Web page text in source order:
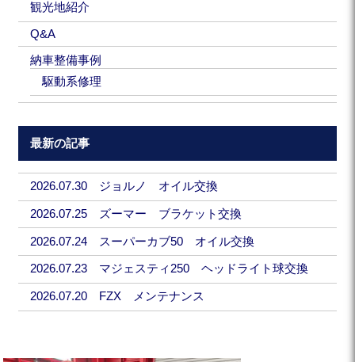
観光地紹介
Q&A
納車整備事例
駆動系修理
最新の記事
2026.07.30 ジョルノ オイル交換
2026.07.25 ズーマー ブラケット交換
2026.07.24 スーパーカブ50 オイル交換
2026.07.23 マジェスティ250 ヘッドライト球交換
2026.07.20 FZX メンテナンス